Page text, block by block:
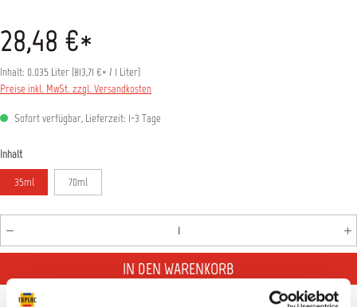
28,48 €*
Inhalt: 0.035 Liter (813,71 €* / 1 Liter)
Preise inkl. MwSt. zzgl. Versandkosten
Sofort verfügbar, Lieferzeit: 1-3 Tage
Inhaltauswählen
35ml 70ml
Produkt Anzahl: Gib den gewünschten Wert ein oder
IN DEN WARENKORB